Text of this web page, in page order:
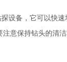
设备，它可以快
注意保持钻头的清